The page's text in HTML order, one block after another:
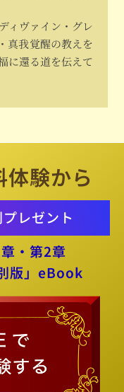
ィヴァイン・グレ
真我覚醒の教えを
に還る道を伝えて
体験から
レゼント
・第2章
版」eBook